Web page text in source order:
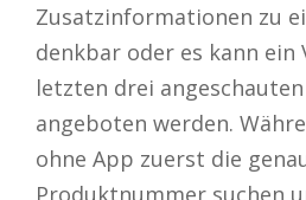
Zusatzinformationen zu
denkbar oder es kann ein
letzten drei
angeboten werden.
ohne App zuerst die
Produktnummer suchen